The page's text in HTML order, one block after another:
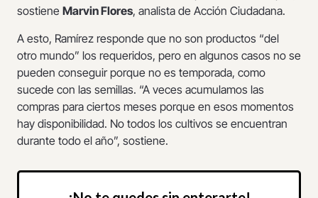
sostiene Marvin Flores, analista de Acción Ciudadana.
A esto, Ramírez responde que no son productos “del
otro mundo” los requeridos, pero en algunos casos no se
pueden conseguir porque no es temporada, como
sucede con las semillas. “A veces acumulamos las
compras para ciertos meses porque en esos momentos
hay disponibilidad. No todos los cultivos se encuentran
durante todo el año”, sostiene.